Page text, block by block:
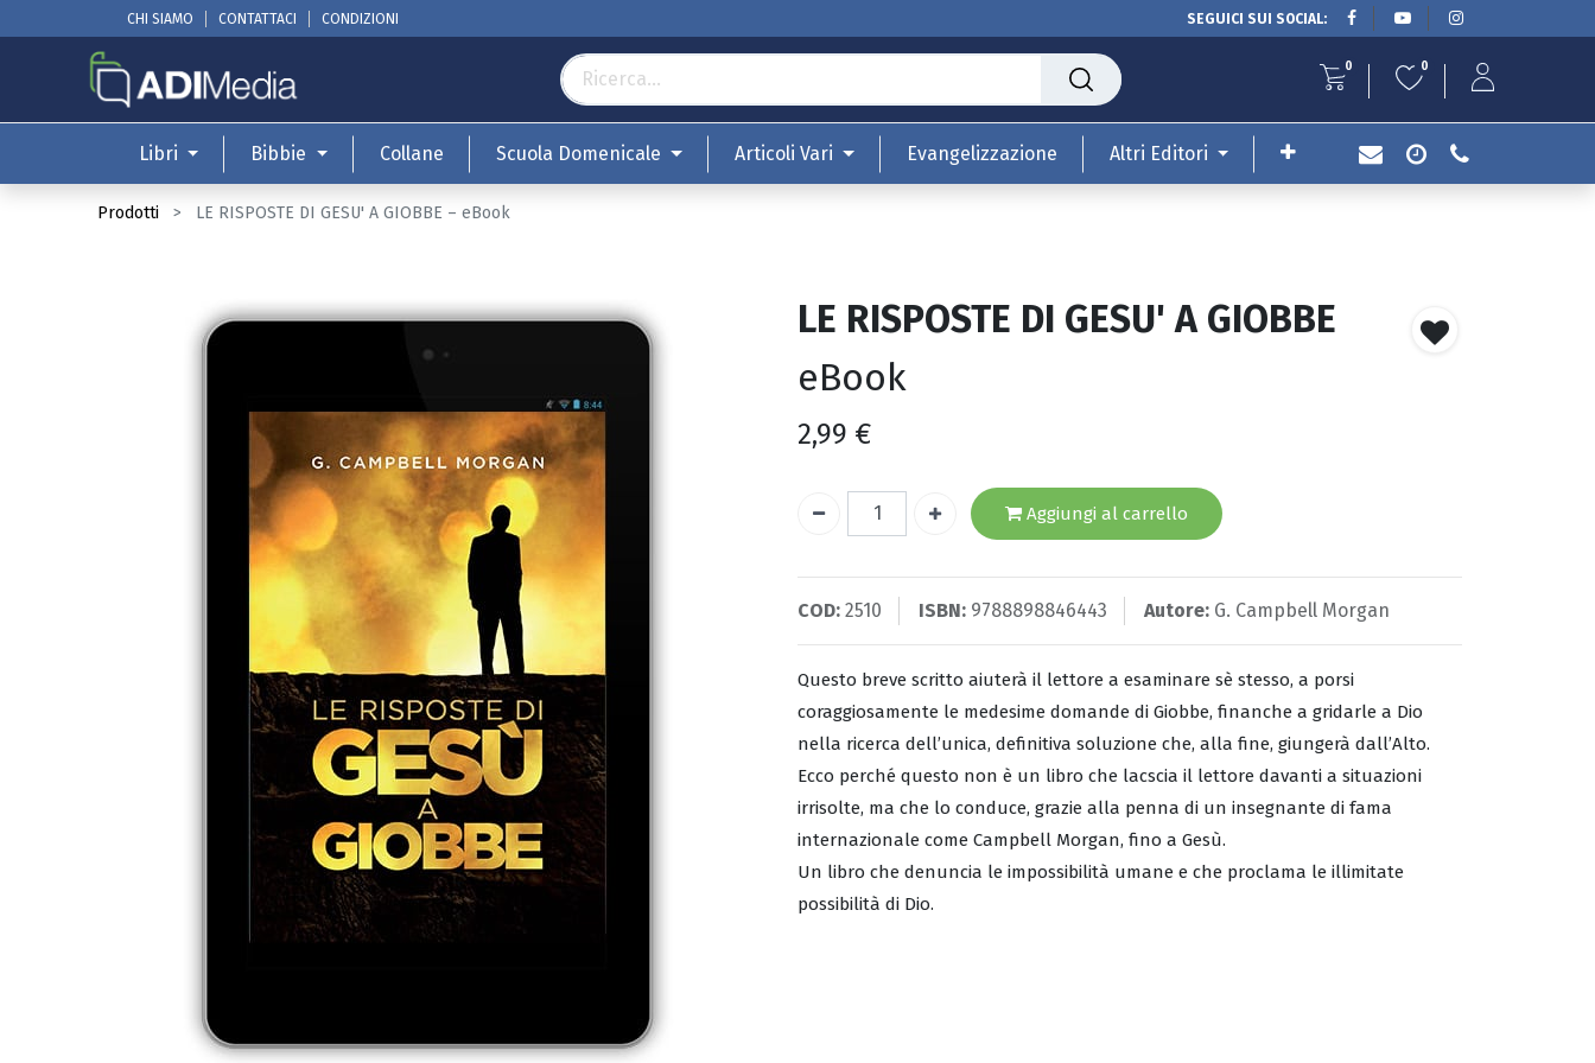
CHI SIAMO CONTATTACI CONDIZIONI SEGUICI SUI SOCIAL:
0 0
Libri Bibbie Collane Scuola Domenicale Articoli Vari Evangelizzazione Altri Editori
Prodotti LE RISPOSTE DI GESU' A GIOBBE – eBook
LE RISPOSTE DI GESU' A GIOBBE
eBook
2,99 €
Aggiungi al carrello
COD: 2510 ISBN: 9788898846443 Autore: G. Campbell Morgan
Questo breve scritto aiuterà il lettore a esaminare sè stesso, a porsi
coraggiosamente le medesime domande di Giobbe, finanche a gridarle a Dio
nella ricerca dell’unica, definitiva soluzione che, alla fine, giungerà dall’Alto.
Ecco perché questo non è un libro che lacscia il lettore davanti a situazioni
irrisolte, ma che lo conduce, grazie alla penna di un insegnante di fama
internazionale come Campbell Morgan, fino a Gesù.
Un libro che denuncia le impossibilità umane e che proclama le illimitate
possibilità di Dio.